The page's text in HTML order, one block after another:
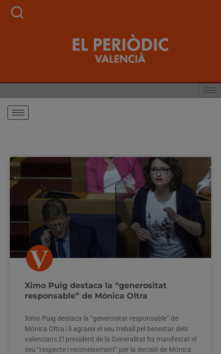
Ximo Puig destaca la “generositat
responsable” de Mónica Oltra
Ximo Puig destaca la “generositat responsable” de
Mónica Oltra i li agraeix el seu treball pel benestar dels
valencians El president de la Generalitat ha manifestat el
seu “respecte i reconeixement” per la decisió de Mónica